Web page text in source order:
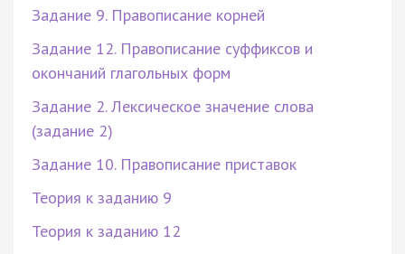
Задание 9. Правописание корней
Задание 12. Правописание суффиксов и
окончаний глагольных форм
Задание 2. Лексическое значение слова
(задание 2)
Задание 10. Правописание приставок
Теория к заданию 9
Теория к заданию 12